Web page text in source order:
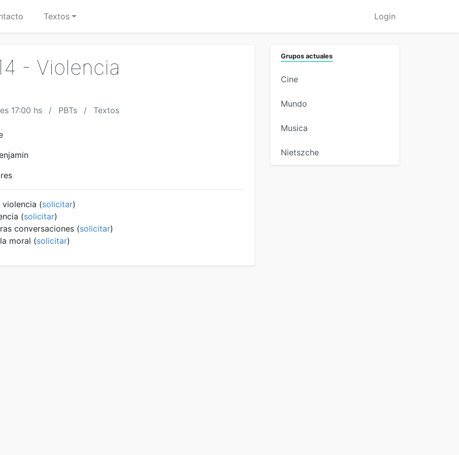
Textos Login
- Violencia
17:00 hs PBTs Textos
violencia (solicitar)
(solicitar)
conversaciones (solicitar)
moral (solicitar)
Grupos actuales
Cine
Mundo
Musica
Nietszche